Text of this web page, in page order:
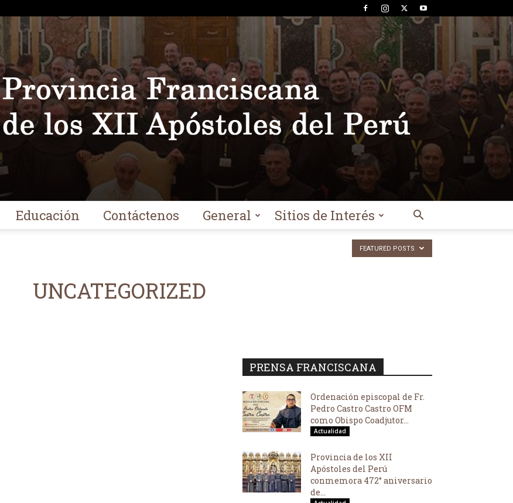
Educación Contáctenos General Sitios de Interés
UNCATEGORIZED
FEATURED POSTS
PRENSA FRANCISCANA
Ordenación episcopal de Fr.
Pedro Castro Castro OFM
como Obispo Coadjutor...
Actualidad
Provincia de los XII
Apóstoles del Perú
conmemora 472° aniversario
de...